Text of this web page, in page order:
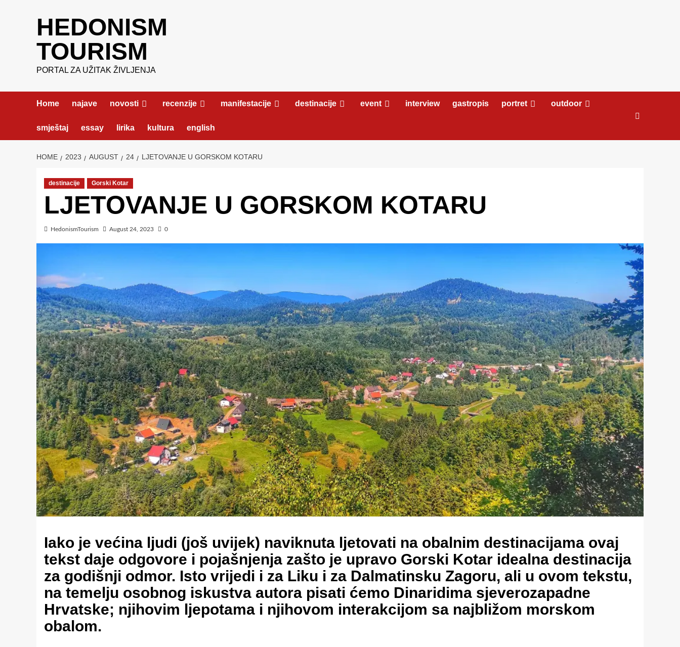
HEDONISM
TOURISM
PORTAL ZA UŽITAK ŽIVLJENJA
Home najave novosti recenzije manifestacije destinacije event interview gastropis portret outdoor
smještaj essay lirika kultura english
HOME 2023 AUGUST 24 LJETOVANJE U GORSKOM KOTARU
destinacije Gorski Kotar
LJETOVANJE U GORSKOM KOTARU
HedonismTourism August 24, 2023 0
Iako je većina ljudi (još uvijek) naviknuta ljetovati na obalnim destinacijama ovaj
tekst daje odgovore i pojašnjenja zašto je upravo Gorski Kotar idealna destinacija
za godišnji odmor. Isto vrijedi i za Liku i za Dalmatinsku Zagoru, ali u ovom tekstu,
na temelju osobnog iskustva autora pisati ćemo Dinaridima sjeverozapadne
Hrvatske; njihovim ljepotama i njihovom interakcijom sa najbližom morskom
obalom.